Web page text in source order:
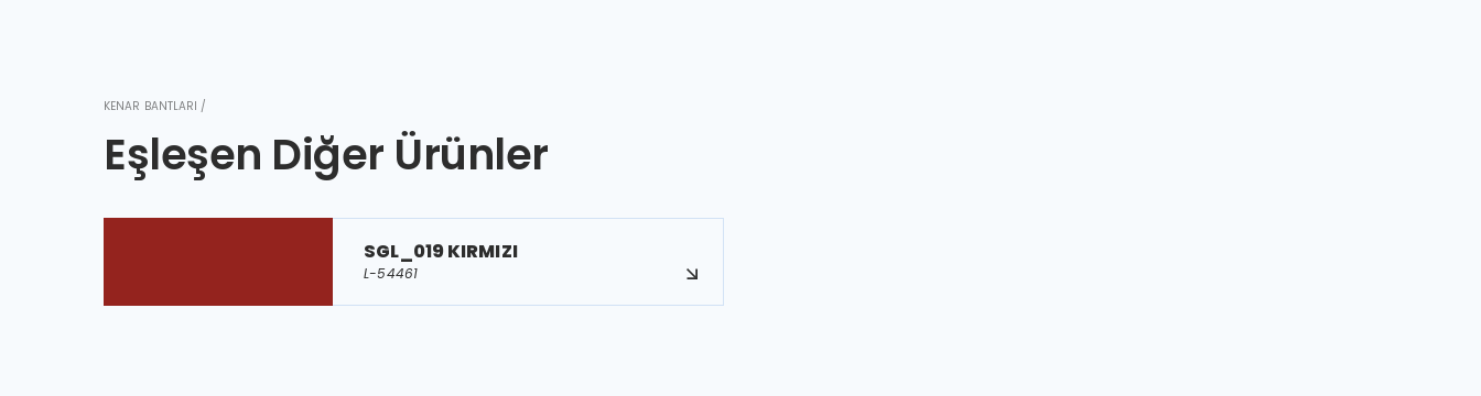
KENAR BANTLARI /
Eşleşen Diğer Ürünler
SGL_019 KIRMIZI
L-54461